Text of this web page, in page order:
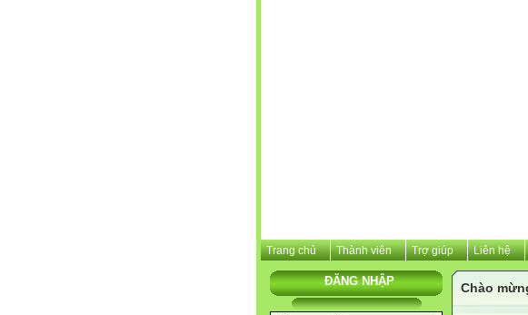
Trang chủ Thành viên Trợ giúp Liên hệ
ĐĂNG NHẬP Chào